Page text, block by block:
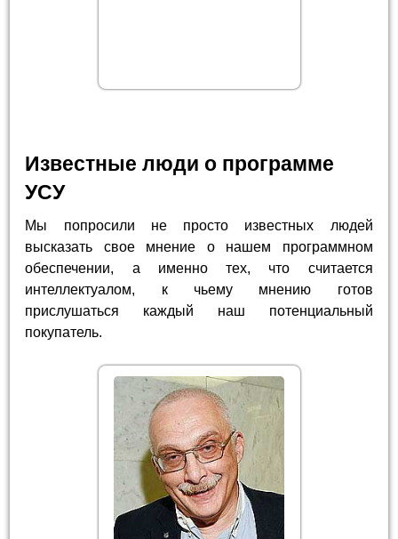
Известные люди о программе
УСУ
Мы попросили не просто известных людей
высказать свое мнение о нашем программном
обеспечении, а именно тех, что считается
интеллектуалом, к чьему мнению готов
прислушаться каждый наш потенциальный
покупатель.